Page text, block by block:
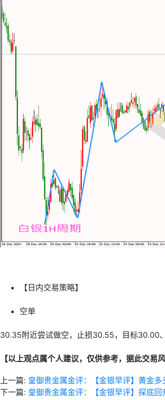
【日内交易策略】
空单
30.35附近尝试做空，止损30.55，目标30.00
【以上观点属个人建议，仅供参考，据此交易
上一篇: 皇御贵金属金评：【金银早评】黄金
下一篇: 皇御贵金属金评：【金银早评】探底